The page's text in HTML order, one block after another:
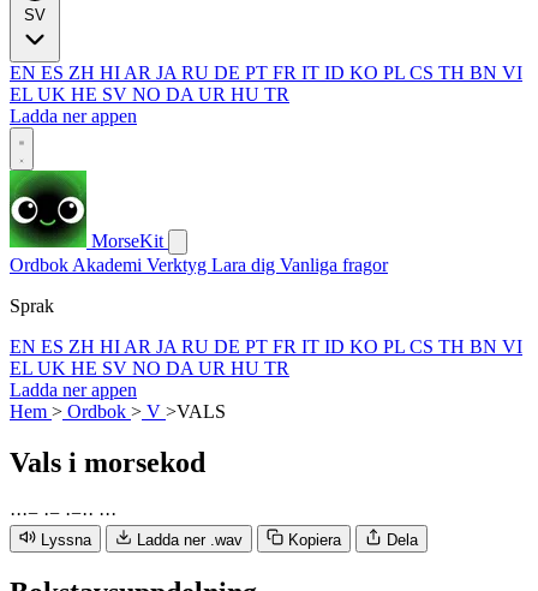
EN ES ZH HI AR JA RU DE PT FR IT ID KO PL CS TH BN VI
EL UK HE SV NO DA UR HU TR
Ladda ner appen
MorseKit
Ordbok Akademi Verktyg Lara dig Vanliga fragor
Sprak
EN ES ZH HI AR JA RU DE PT FR IT ID KO PL CS TH BN VI
EL UK HE SV NO DA UR HU TR
Ladda ner appen
Hem > Ordbok > V >VALS
Vals i morsekod
···− ·− ·−·· ···
Lyssna Ladda ner .wav Kopiera Dela